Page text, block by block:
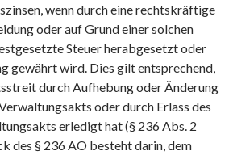
wenn durch eine rechtskräftige
oder auf Grund einer solchen
Steuer herabgesetzt oder
gewährt wird. Dies gilt entsprechend,
durch Aufhebung oder Änderung
oder durch Erlass des
erledigt hat (§ 236 Abs. 2
des § 236 AO besteht darin, dem